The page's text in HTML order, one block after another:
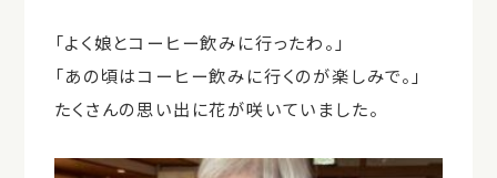
「よく娘とコーヒー飲みに行ったわ。」
「あの頃はコーヒー飲みに行くのが楽しみで。」
たくさんの思い出に花が咲いていました。